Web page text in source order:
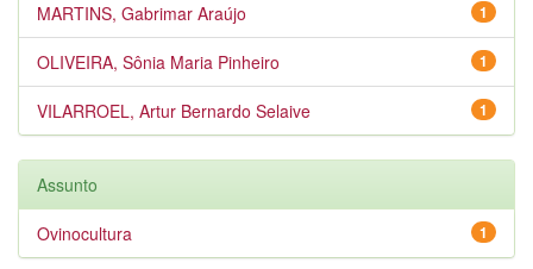
1
MARTINS, Gabrimar Araújo
1
OLIVEIRA, Sônia Maria Pinheiro
1
VILARROEL, Artur Bernardo Selaive
Assunto
1
Ovinocultura